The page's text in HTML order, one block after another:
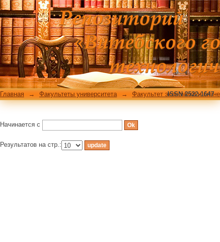
Фильтровать по: Теме
Главная → Факультеты университета → Факультет экономики и
ISSN 2522-1647
Начинается с
Результатов на стр.: